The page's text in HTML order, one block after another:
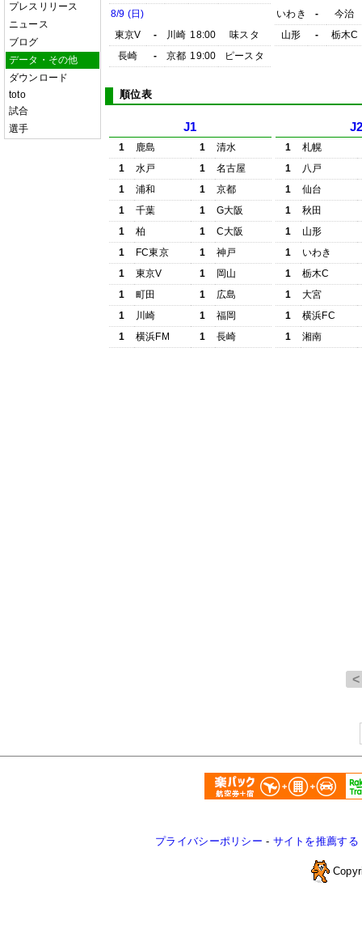
プレスリリース
ニュース
ブログ
データ・その他
ダウンロード
toto
試合
選手
8/9 (日)
東京V
- 川崎 18:00
味スタ
長崎
- 京都 19:00 ピースタ
いわき
-
今治
山形
- 栃木C
順位表
J1
1 鹿島 1
清水
1
水戸 1
名古屋
1
浦和 1
京都
1
千葉 1
G大阪
1
柏 1
C大阪
1
FC東京 1
神戸
1
東京V 1
岡山
1
町田 1
広島
1
川崎 1
福岡
1
横浜FM 1 長崎
1
札幌
1
八戸
1
仙台
1
秋田
1
山形
1
いわき
1
栃木C
1
大宮
1
横浜FC
1
湘南
プライバシーポリシー - サイトを推薦する